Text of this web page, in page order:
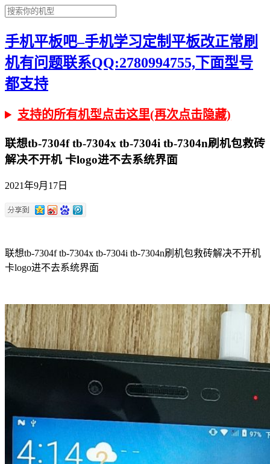
手机平板吧–手机学习定制平板改正常刷
机有问题联系QQ:2780994755,下面型号
都支持
支持的所有机型点击这里(再次点击隐藏)
联想tb-7304f tb-7304x tb-7304i tb-7304n刷机包救砖
解决不开机 卡logo进不去系统界面
2021年9月17日
联想tb-7304f tb-7304x tb-7304i tb-7304n刷机包救砖解决不开机
卡logo进不去系统界面